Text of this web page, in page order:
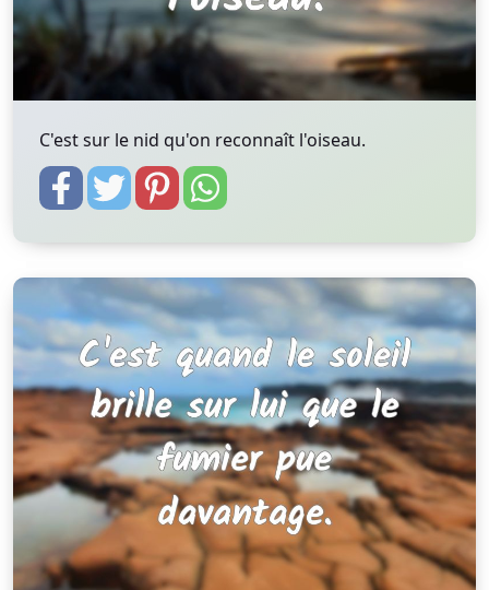
C'est sur le nid qu'on reconnaît l'oiseau.